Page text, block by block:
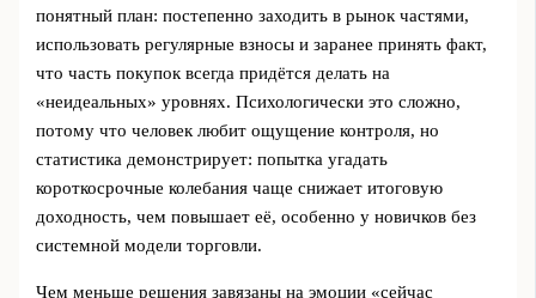
понятный план: постепенно заходить в рынок частями,
использовать регулярные взносы и заранее принять факт,
что часть покупок всегда придётся делать на
«неидеальных» уровнях. Психологически это сложно,
потому что человек любит ощущение контроля, но
статистика демонстрирует: попытка угадать
короткосрочные колебания чаще снижает итоговую
доходность, чем повышает её, особенно у новичков без
системной модели торговли.
Чем меньше решения завязаны на эмоции «сейчас